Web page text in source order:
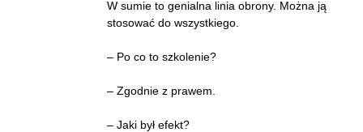
W sumie to genialna linia obrony. Można ją
stosować do wszystkiego.
– Po co to szkolenie?
– Zgodnie z prawem.
– Jaki był efekt?